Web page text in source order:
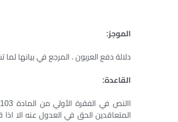
الموجز:
دلالة دفع العربون . المرجع في بيانها
القاعدة:
المتعاقدين الحق في العدول عنه الا